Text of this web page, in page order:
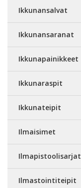
Ikkunansalvat
Ikkunansaranat
Ikkunapainikkeet
Ikkunaraspit
Ikkunateipit
Ilmaisimet
Ilmapistoolisarjat
Ilmastointiteipit